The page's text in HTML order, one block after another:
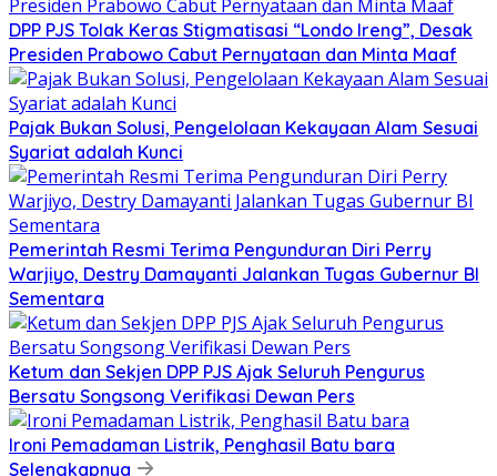
DPP PJS Tolak Keras Stigmatisasi “Londo Ireng”, Desak
Presiden Prabowo Cabut Pernyataan dan Minta Maaf
Pajak Bukan Solusi, Pengelolaan Kekayaan Alam Sesuai
Syariat adalah Kunci
Pemerintah Resmi Terima Pengunduran Diri Perry
Warjiyo, Destry Damayanti Jalankan Tugas Gubernur BI
Sementara
Ketum dan Sekjen DPP PJS Ajak Seluruh Pengurus
Bersatu Songsong Verifikasi Dewan Pers
Ironi Pemadaman Listrik, Penghasil Batu bara
Selengkapnya